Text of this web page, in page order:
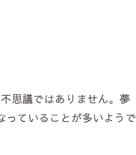
思議ではありません。夢
ていることが多いようで